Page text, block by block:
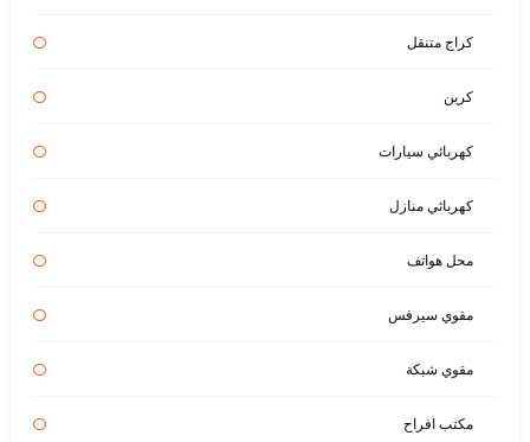
كراج متنقل
كرين
كهربائي سيارات
كهربائي منازل
محل هواتف
مقوي سيرفس
مقوي شبكة
مكتب افراح